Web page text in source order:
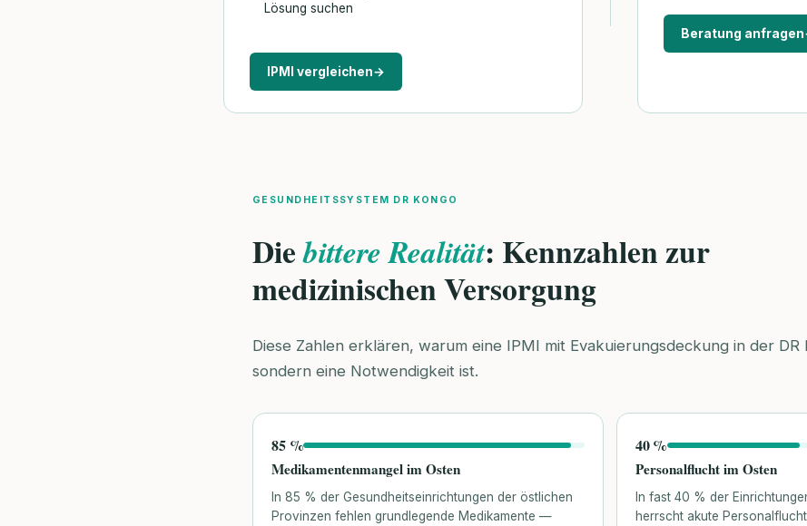
Lösung suchen
IPMI vergleichen→
Beratung anfragen
GESUNDHEITSSYSTEM DR KONGO
Diebittere Realität: Kennzahlen zur
medizinischen Versorgung
Diese Zahlen erklären, warum eine IPMI mit Evakuierungsdeckung in der DR
sondern eine Notwendigkeit ist.
85 %
Medikamentenmangel im Osten
In 85 % der Gesundheitseinrichtungen der östlichen
Provinzen fehlen grundlegende Medikamente —
40 %
Personalflucht im Osten
In fast 40 % der
herrscht akute